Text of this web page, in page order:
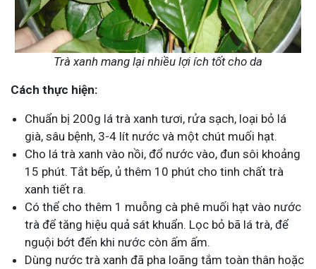
Trà xanh mang lại nhiều lợi ích tốt cho da
Cách thực hiện:
Chuẩn bị 200g lá trà xanh tươi, rửa sạch, loại bỏ lá
già, sâu bệnh, 3-4 lít nước và một chút muối hạt.
Cho lá trà xanh vào nồi, đổ nước vào, đun sôi khoảng
15 phút. Tắt bếp, ủ thêm 10 phút cho tinh chất trà
xanh tiết ra.
Có thể cho thêm 1 muỗng cà phê muối hạt vào nước
trà để tăng hiệu quả sát khuẩn. Lọc bỏ bã lá trà, để
nguội bớt đến khi nước còn ấm ấm.
Dùng nước trà xanh đã pha loãng tắm toàn thân hoặc